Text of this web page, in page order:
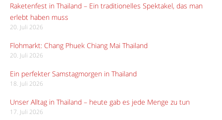
Raketenfest in Thailand – Ein traditionelles Spektakel, das man
erlebt haben muss
20. Juli 2026
Flohmarkt: Chang Phuek Chiang Mai Thailand
20. Juli 2026
Ein perfekter Samstagmorgen in Thailand
18. Juli 2026
Unser Alltag in Thailand – heute gab es jede Menge zu tun
17. Juli 2026